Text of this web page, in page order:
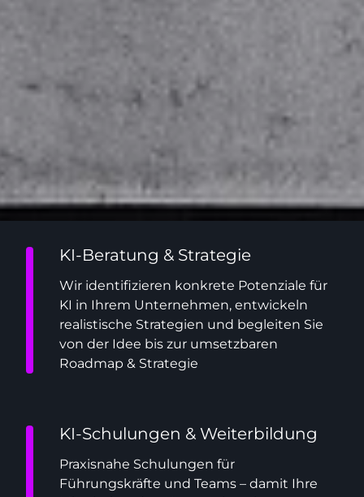
KI-Beratung & Strategie
Wir identifizieren konkrete Potenziale für
KI in Ihrem Unternehmen, entwickeln
realistische Strategien und begleiten Sie
von der Idee bis zur umsetzbaren
Roadmap & Strategie
KI-Schulungen & Weiterbildung
Praxisnahe Schulungen für
Führungskräfte und Teams – damit Ihre